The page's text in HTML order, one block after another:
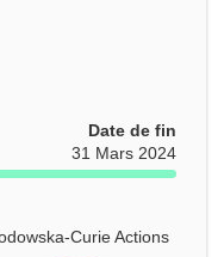
Date de fin
31 Mars 2024
Curie Actions